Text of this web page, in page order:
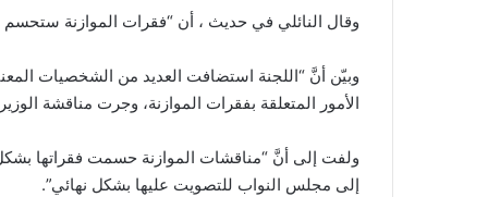
وقال النائلي في حديث ، أن “فقرات الموازنة ستحسم
وبيّن أنَّ “اللجنة استضافت العديد من الشخصيات
الأمور المتعلقة بفقرات الموازنة، وجرت مناقشة
ولفت إلى أنَّ “مناقشات الموازنة حسمت فقراتها بشكل
إلى مجلس النواب للتصويت عليها بشكل نهائي”.